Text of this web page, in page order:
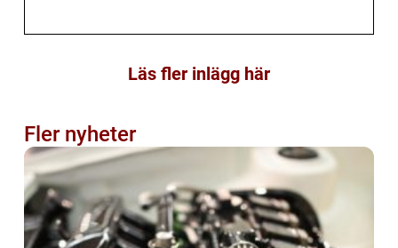
Läs fler inlägg här
Fler nyheter